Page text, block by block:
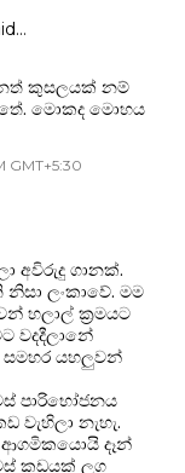
කුසලයක් නම්
මොකද මොහය
GMT+5:30
අවිරුදු ගානක්.
ලංකාවේ. මම
හලාල් ක්‍රමයට
වදදීලානේ
සමහර යහලුවන්
පාරිභෝජනය
වැහිලා නැහැ.
දෑන්
කඩයක් ලග